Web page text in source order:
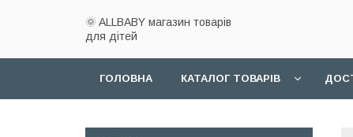
🌞 ALLBABY магазин товарів
для дітей
ГОЛОВНА КАТАЛОГ ТОВАРІВ